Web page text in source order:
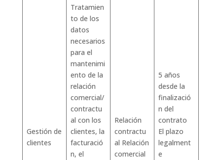
Gestión de
clientes
Tratamien
to de los
datos
necesarios
para el
mantenimi
ento de la
relación
comercial/
contractu
al con los
clientes, la
facturació
n, el
Relación
contractu
al Relación
comercial
5 años
desde la
finalizació
n del
contrato
El plazo
legalment
e